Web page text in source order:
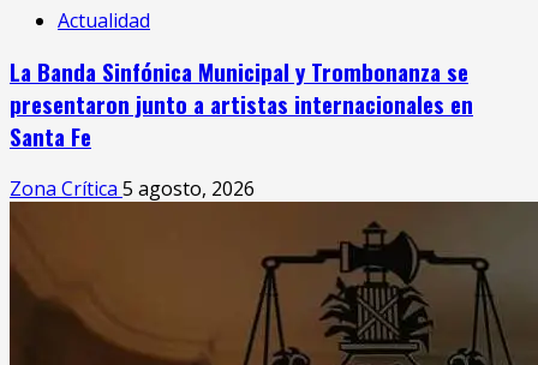
Actualidad
La Banda Sinfónica Municipal y Trombonanza se
presentaron junto a artistas internacionales en
Santa Fe
Zona Crítica 5 agosto, 2026